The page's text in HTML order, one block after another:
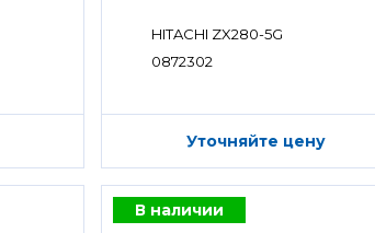
HITACHI ZX280-5G
0872302
Уточняйте цену
В наличии